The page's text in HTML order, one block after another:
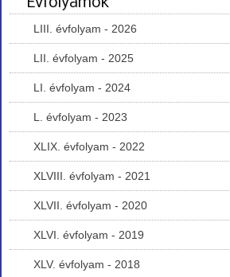
LIII. évfolyam - 2026
LII. évfolyam - 2025
LI. évfolyam - 2024
L. évfolyam - 2023
XLIX. évfolyam - 2022
XLVIII. évfolyam - 2021
XLVII. évfolyam - 2020
XLVI. évfolyam - 2019
XLV. évfolyam - 2018